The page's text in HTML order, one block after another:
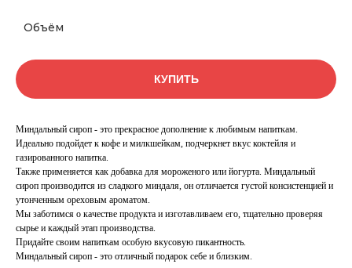
Объём
КУПИТЬ
Миндальный сироп - это прекрасное дополнение к любимым напиткам.
Идеально подойдет к кофе и милкшейкам, подчеркнет вкус коктейля и
газированного напитка.
Также применяется как добавка для мороженого или йогурта. Миндальный
сироп производится из сладкого миндаля, он отличается густой консистенцией и
утонченным ореховым ароматом.
Мы заботимся о качестве продукта и изготавливаем его, тщательно проверяя
сырье и каждый этап производства.
Придайте своим напиткам особую вкусовую пикантность.
Миндальный сироп - это отличный подарок себе и близким.